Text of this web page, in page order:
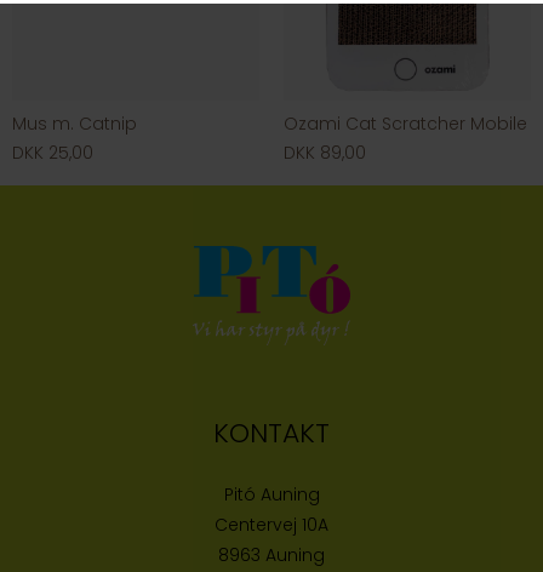
Mus m. Catnip
DKK 25,00
Ozami Cat Scratcher Mobile
DKK 89,00
KONTAKT
Pitó Auning
Centervej 10A
8963 Auning